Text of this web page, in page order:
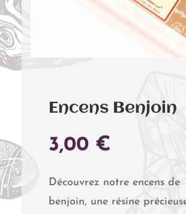
Encens Benjoin
3,00 €
Découvrez notre encens de
benjoin, une résine